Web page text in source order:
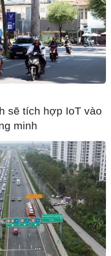
pháp luật khi tinh
bản quy phạm
khăn, vướng mắc
sẽ tích hợp IoT vào
minh